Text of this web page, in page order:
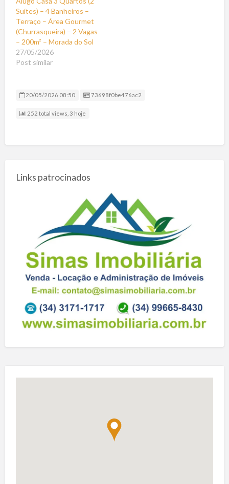
janelas, iluminação…
Suítes) – 4 Banheiros –
Terraço – Área Gourmet
(Churrasqueira) – 2 Vagas
– 200m² – Morada do Sol
27/05/2026
Post similar
20/05/2026 08:50 Listing ID
73698f0be476ac2
252 total views, 3 hoje
Links patrocinados